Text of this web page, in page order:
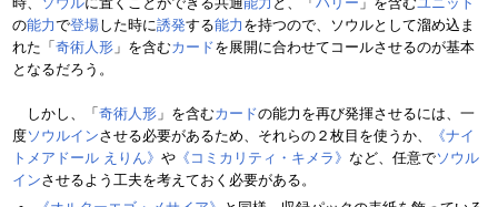
の能力で登場した時に誘発する能力 を持つので、ソウルとして溜め込ま
れた「 奇術人形 」を含むカードを展開に合わせてコールさせるのが基本
となるだろう。
しかし、「 奇術人形 」を含むカードの能力を再び発揮させるには、一
度ソウルインさせる必要があるため、それらの２枚目を使うか、
《ナイ
トメアドール えりん》 や 《コミカリティ・キメラ》 など、任意でソウル
インさせるよう工夫を考えておく必要がある。